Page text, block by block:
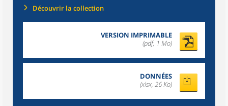
Découvrir la collection
VERSION IMPRIMABLE
(pdf, 1 Mo)
DONNÉES
(xlsx, 26 Ko)